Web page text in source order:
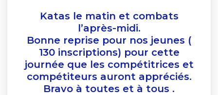
Katas le matin et combats
l’après-midi.
Bonne reprise pour nos jeunes (
130 inscriptions) pour cette
journée que les compétitrices et
compétiteurs auront appréciés.
Bravo à toutes et à tous .